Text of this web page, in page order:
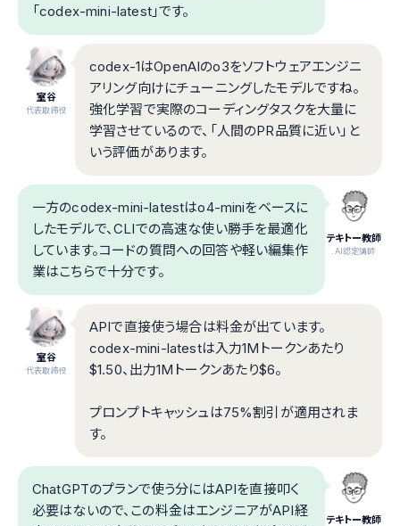
「codex-mini-latest」です。
室谷
代表取締役
codex-1はOpenAIのo3をソフトウェアエンジニ
アリング向けにチューニングしたモデルですね。
強化学習で実際のコーディングタスクを大量に
学習させているので、「人間のPR品質に近い」と
いう評価があります。
テキトー教師
.AI認定講師
一方のcodex-mini-latestはo4-miniをベースに
したモデルで、CLIでの高速な使い勝手を最適化
しています。コードの質問への回答や軽い編集作
業はこちらで十分です。
室谷
代表取締役
APIで直接使う場合は料金が出ています。
codex-mini-latestは入力1Mトークンあたり
$1.50、出力1Mトークンあたり$6。
プロンプトキャッシュは75%割引が適用されま
す。
テキトー教師
ChatGPTのプランで使う分にはAPIを直接叩く
必要はないので、この料金はエンジニアがAPI経